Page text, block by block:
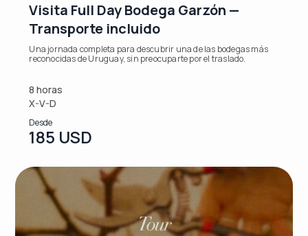
Visita Full Day Bodega Garzón —
Transporte incluido
Una jornada completa para descubrir una de las bodegas más
reconocidas de Uruguay, sin preocuparte por el traslado.
8 horas
X-V-D
Desde
185 USD